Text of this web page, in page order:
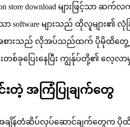
store download များဖ
software များသည် ထိုလူများ
ရွယ်အစားသည် လိုအပ်သည်ထက် ပိုမိုထိ
းတစ်ခုပြေးနေပြီး ကျွန်ုပ်တို့၏ လ
းတဲ့ အကြံပြုချက်တွေ
ောင့် အချိန်တံဆိပ်လုပ်ဆောင်ချက်